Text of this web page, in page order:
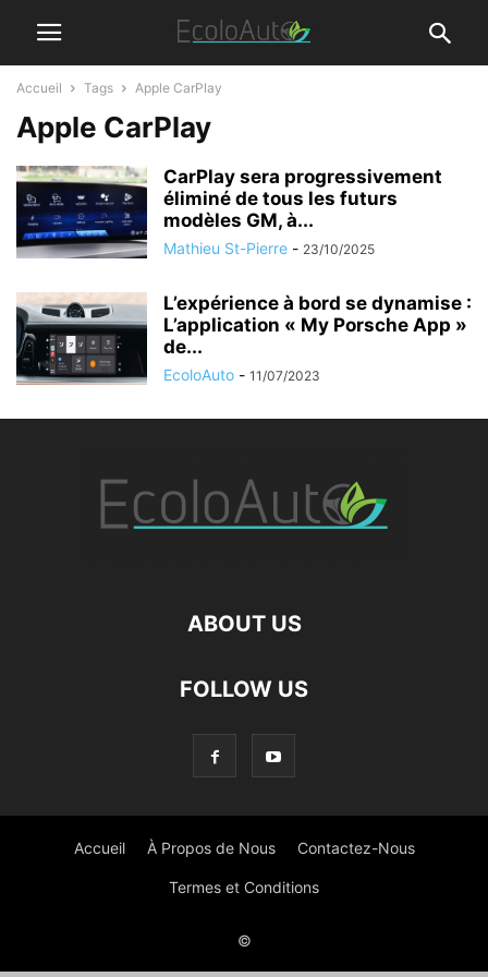
Accueil Tags Apple CarPlay
Apple CarPlay
CarPlay sera progressivement
éliminé de tous les futurs
modèles GM, à...
Mathieu St-Pierre - 23/10/2025
L’expérience à bord se dynamise :
L’application « My Porsche App »
de...
EcoloAuto - 11/07/2023
ABOUT US
FOLLOW US
Accueil À Propos de Nous Contactez-Nous
Termes et Conditions
©